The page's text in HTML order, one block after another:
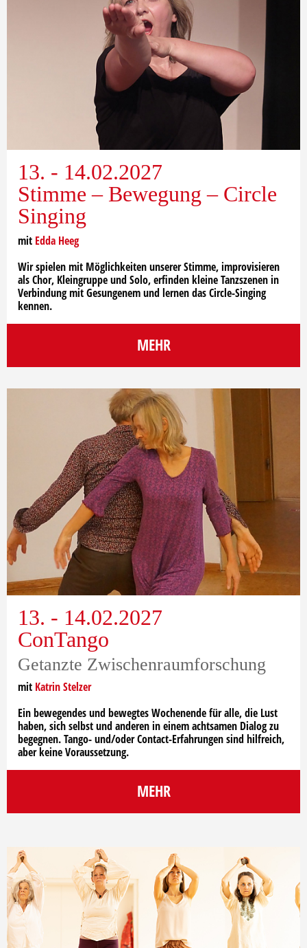
13. - 14.02.2027
Stimme – Bewegung – Circle
Singing
mit Edda Heeg
Wir spielen mit Möglichkeiten unserer Stimme, improvisieren
als Chor, Kleingruppe und Solo, erfinden kleine Tanzszenen in
Verbindung mit Gesungenem und lernen das Circle-Singing
kennen.
MEHR
13. - 14.02.2027
ConTango
Getanzte Zwischenraumforschung
mit Katrin Stelzer
Ein bewegendes und bewegtes Wochenende für alle, die Lust
haben, sich selbst und anderen in einem achtsamen Dialog zu
begegnen. Tango- und/oder Contact-Erfahrungen sind hilfreich,
aber keine Voraussetzung.
MEHR